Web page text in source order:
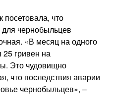
что
чернобыльцев
«В месяц на одного
гривен на
Это чудовищно
что последствия аварии
чернобыльцев», –